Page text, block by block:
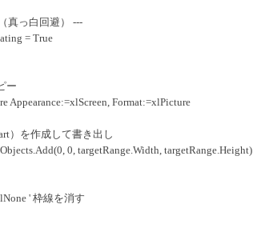
真っ白回避） ---
= True
ー
Appearance:=xlScreen, Format:=xlPicture
）を作成して書き出し
0, targetRange.Width, targetRange.Height)
' 枠線を消す